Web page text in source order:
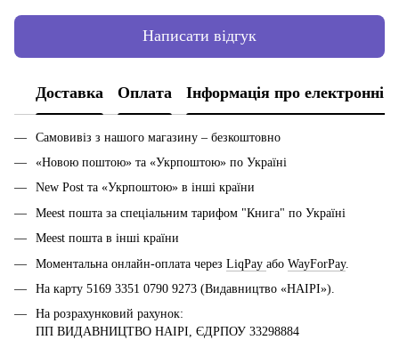
Написати відгук
Доставка Оплата Інформація про електронні
Самовивіз з нашого магазину – безкоштовно
«Новою поштою» та «Укрпоштою» по Україні
New Post та «Укрпоштою» в інші країни
Meest пошта за спеціальним тарифом "Книга" по Україні
Meest пошта в інші країни
Моментальна онлайн-оплата через LiqPay або WayForPay.
На карту 5169 3351 0790 9273 (Видавництво «НАІРІ»).
На розрахунковий рахунок:
ПП ВИДАВНИЦТВО НАІРІ, ЄДРПОУ 33298884